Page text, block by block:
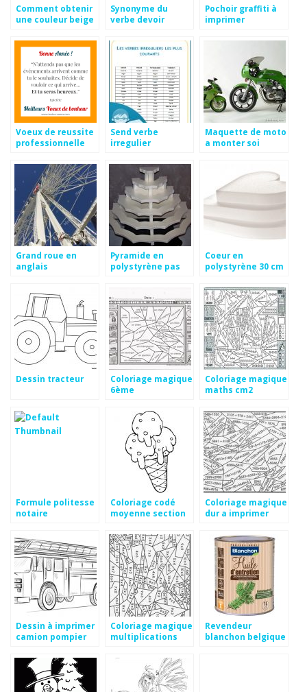
Comment obtenir
une couleur beige
Synonyme du
verbe devoir
Pochoir graffiti à
imprimer
Voeux de reussite
professionnelle
Send verbe
irregulier
Maquette de moto
a monter soi
Grand roue en
anglais
Pyramide en
polystyrène pas
Coeur en
polystyrène 30 cm
Dessin tracteur
Coloriage magique
6ème
Coloriage magique
maths cm2
Formule politesse
notaire
Coloriage codé
moyenne section
Coloriage magique
dur a imprimer
Dessin à imprimer
camion pompier
Coloriage magique
multiplications
Revendeur
blanchon belgique